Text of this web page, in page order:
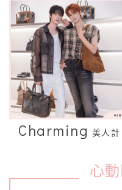
Charming 美人計
心動